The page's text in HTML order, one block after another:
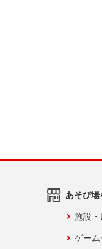
あそび場
施設
ゲーム